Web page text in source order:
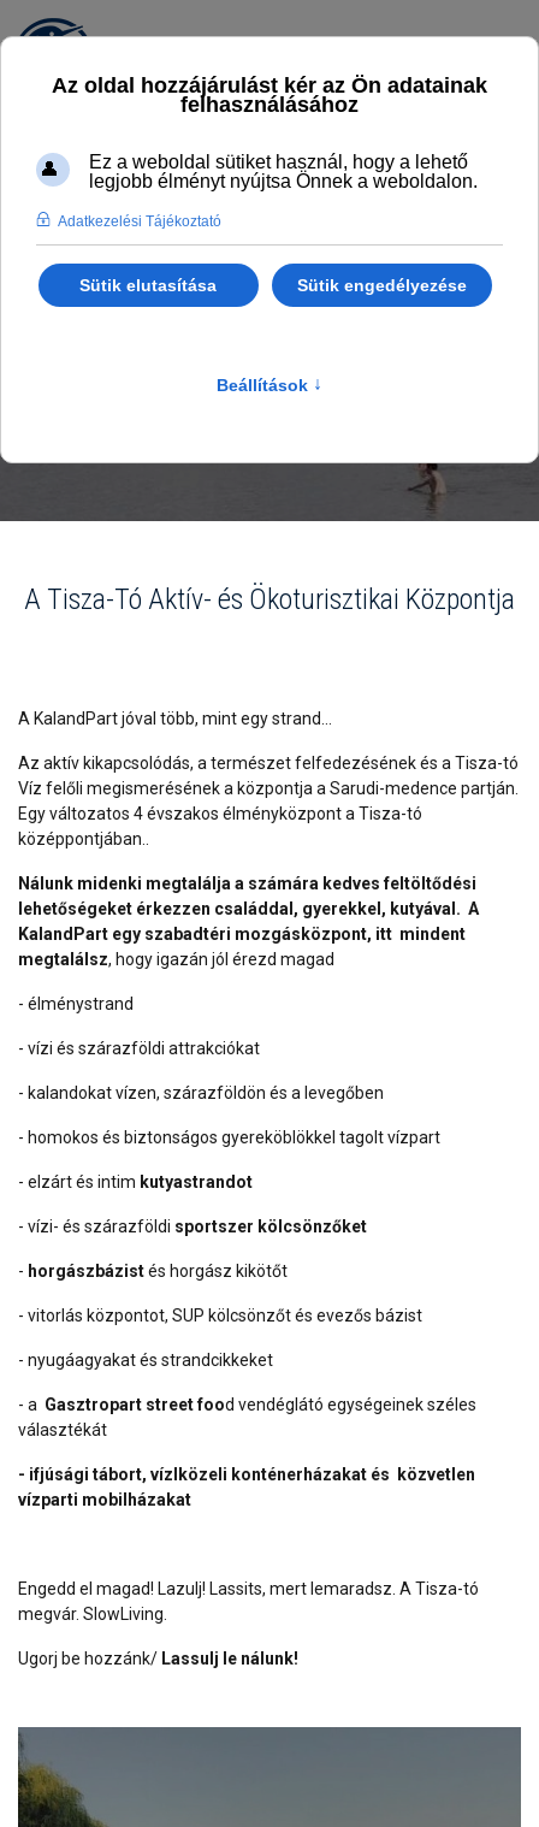
KALANDPART
Főlap KalandPart
A Tisza-Tó Aktív- és Ökoturisztikai Központja
A KalandPart jóval több, mint egy strand...
Az aktív kikapcsolódás, a természet felfedezésének és a Tisza-tó
Víz felőli megismerésének a központja a Sarudi-medence partján.
Egy változatos 4 évszakos élményközpont a Tisza-tó
középpontjában..
Nálunk midenki megtalálja a számára kedves feltöltődési
lehetőségeket érkezzen családdal, gyerekkel, kutyával. A
KalandPart egy szabadtéri mozgásközpont, itt mindent
megtalálsz, hogy igazán jól érezd magad
- élménystrand
- vízi és szárazföldi attrakciókat
- kalandokat vízen, szárazföldön és a levegőben
- homokos és biztonságos gyereköblökkel tagolt vízpart
- elzárt és intim kutyastrandot
- vízi- és szárazföldi sportszer kölcsönzőket
- horgászbázistés horgász kikötőt
- vitorlás központot, SUP kölcsönzőt és evezős bázist
- nyugáagyakat és strandcikkeket
- a Gasztropart street food vendéglátó egységeinek széles
választékát
- ifjúsági tábort, vízlközeli konténerházakat és közvetlen
vízparti mobilházakat
Engedd el magad! Lazulj! Lassits, mert lemaradsz. A Tisza-tó
megvár. SlowLiving.
Ugorj be hozzánk/ Lassulj le nálunk!